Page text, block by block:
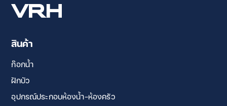
สินค้า
ก๊อกน้ำ
ฝักบัว
อุปกรณ์ประกอบห้องน้ำ-ห้องครัว